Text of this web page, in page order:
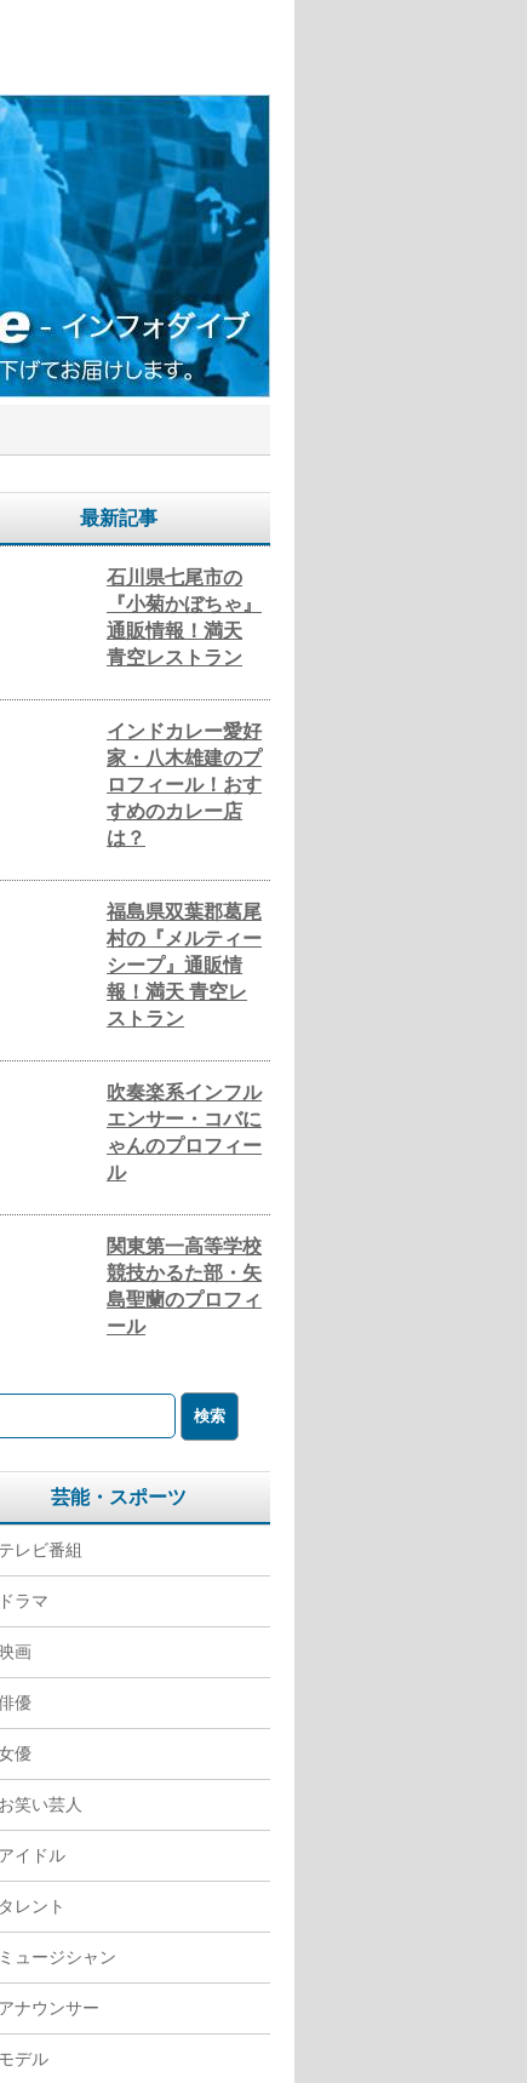
最新記事
石川県七尾市の
『小菊かぼちゃ』
通販情報！満天
青空レストラン
インドカレー愛好
家・八木雄建のプ
ロフィール！おす
すめのカレー店
は？
福島県双葉郡葛尾
村の『メルティー
シープ』通販情
報！満天 青空レ
ストラン
吹奏楽系インフル
エンサー・コバに
ゃんのプロフィー
ル
関東第一高等学校
競技かるた部・矢
島聖蘭のプロフィ
ール
芸能・スポーツ
テレビ番組
ドラマ
映画
優
優
お笑い芸人
アイドル
タレント
ミュージシャン
アナウンサー
モデル